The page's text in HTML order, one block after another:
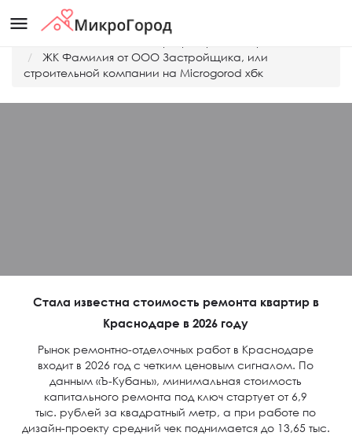
menu
ЖК Фамилия от ООО Застройщика, или
строительной компании на Microgorod хбк
Стала известна стоимость ремонта квартир в
Краснодаре в 2026 году
Рынок ремонтно-отделочных работ в Краснодаре
входит в 2026 год с четким ценовым сигналом. По
данным «Ъ-Кубань», минимальная стоимость
капитального ремонта под ключ стартует от 6,9
тыс. рублей за квадратный метр, а при работе по
дизайн-проекту средний чек поднимается до 13,65 тыс.